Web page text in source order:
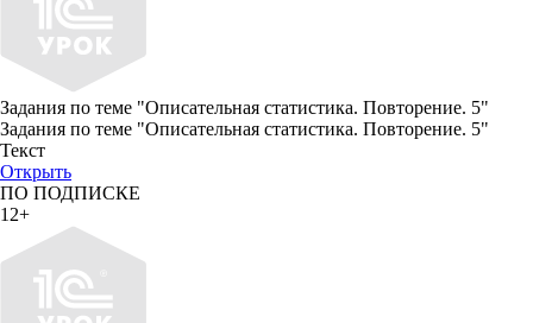
Задания по теме "Описательная статистика. Повторение. 5"
Задания по теме "Описательная статистика. Повторение. 5"
Текст
Открыть
ПО ПОДПИСКЕ
12+